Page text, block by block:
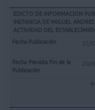
EDICTO DE INFORMACION
INSTANCIA DE MIGUEL
ACTIVIDAD DEL
22/
20/